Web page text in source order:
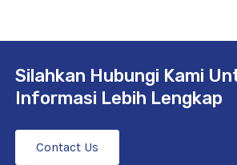
Silahkan Hubungi Kami
Informasi Lebih Lengkap
Contact Us